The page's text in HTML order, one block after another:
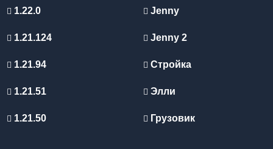
1.22.0
1.21.124
1.21.94
1.21.51
1.21.50
Jenny
Jenny 2
Стройка
Элли
Грузовик